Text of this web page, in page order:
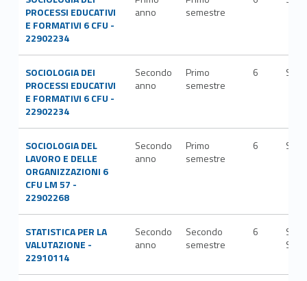
PROCESSI EDUCATIVI
E FORMATIVI 6 CFU -
22902234
anno
semestre
SOCIOLOGIA DEI
PROCESSI EDUCATIVI
E FORMATIVI 6 CFU -
22902234
Secondo
anno
Primo
semestre
6
SOCIOLOGIA DEL
LAVORO E DELLE
ORGANIZZAZIONI 6
CFU LM 57 -
22902268
Secondo
anno
Primo
semestre
6
STATISTICA PER LA
VALUTAZIONE -
22910114
Secondo
anno
Secondo
semestre
6
S/01